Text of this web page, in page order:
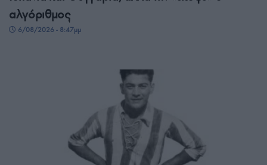
αλγόριθμος
6/08/2026 - 8:47μμ